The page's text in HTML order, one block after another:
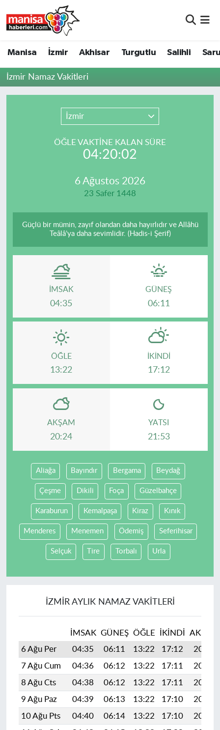
Manisa İzmir Akhisar Turgutlu Salihli
İzmir Namaz Vakitleri
İzmir
ÖĞLE VAKTİNE KALAN SÜRE
04:20:02
6 Ağustos 2026
23 Safer 1448
Güçlü bir mümin, zayıf olandan daha hayırlıdır ve Allâhü
Teâlâ’ya daha sevimlidir. (Hadis-i Şerif)
İMSAK
04:35
GÜNEŞ
06:11
ÖĞLE
13:22
İKINDI
17:12
AKŞAM
20:24
YATSI
21:53
Aliağa Bayındır Bergama Beydağ
Çeşme Dikili Foça Güzelbahçe
Karaburun Kemalpaşa Kiraz Kınık
Menderes Menemen Ödemiş Seferihisar
Selçuk Tire Torbalı Urla
İZMIR AYLIK NAMAZ VAKITLERI
İMSAK GÜNEŞ ÖĞLE İKINDI
AKŞAM
6 Ağu Per
04:35 06:11 13:22 17:12
20:24
7 Ağu Cum
04:36 06:12 13:22 17:11
20:23
8 Ağu Cts
04:38 06:12 13:22 17:11
20:22
9 Ağu Paz
04:39 06:13 13:22 17:10
20:21
10 Ağu Pts
04:40 06:14 13:22 17:10
20:20
Akhisar
Resmi İlanlar
Manisa Nöbetçi Eczaneler
Manisa Namaz Vakitleri
Manisa Trafik Yoğunluk Haritası
Süper Lig Puan Durumu ve Fikstür
Son Dakika Haberleri
Haber Arşivi